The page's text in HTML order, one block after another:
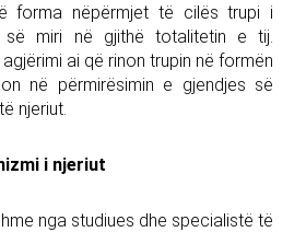
forma nëpërmjet të cilës trupi i
së miri në gjithë totalitetin e tij.
ai që rinon trupin në formën
në përmirësimin e gjendjes së
njeriut.
i njeriut
nga studiues dhe specialistë të